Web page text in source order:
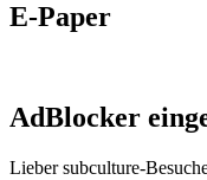
E-Paper
AdBlocker
Lieber subculture-